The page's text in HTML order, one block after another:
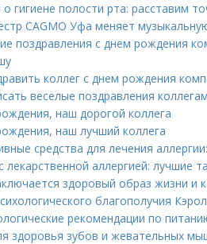
гигиене полости рта: расставим
CAGMO Уфа меняет
поздравления с днем рождения
коллег с днем рождения
веселые поздравления
наш дорогой коллега
наш лучший коллега
средства для лечения
лекарственной аллергией: лучшие
здоровый образ жизни и
благополучия
рекомендации по
здоровья зубов и жевательных